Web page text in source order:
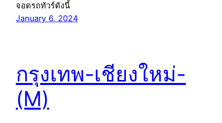
จอดรถทัวร์ดังนี้
January 6, 2024
กรุงเทพ-เชียงใหม่-
(M)